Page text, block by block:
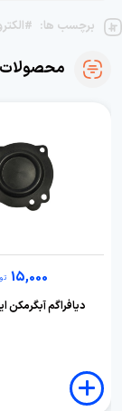
برچسب ها:
15,000
دیافراگم آبگرمکن